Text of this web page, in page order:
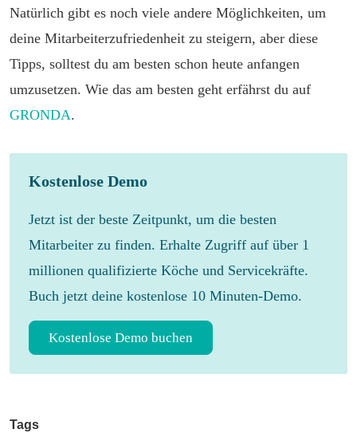
Natürlich gibt es noch viele andere Möglichkeiten, um
deine Mitarbeiterzufriedenheit zu steigern, aber diese
Tipps, solltest du am besten schon heute anfangen
umzusetzen. Wie das am besten geht erfährst du auf
GRONDA.
Kostenlose Demo
Jetzt ist der beste Zeitpunkt, um die besten
Mitarbeiter zu finden. Erhalte Zugriff auf über 1
millionen qualifizierte Köche und Servicekräfte.
Buch jetzt deine kostenlose 10 Minuten-Demo.
Kostenlose Demo buchen
Tags